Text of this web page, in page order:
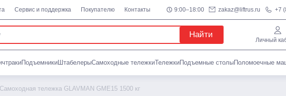
Сервис и поддержка Покупателю Контакты 9:00–18:00 zakaz@liftrus.ru +7
Найти
Личный
ПодъемникиШтабелерыСамоходные тележкиТележкиПодъемные столыПоломоечные
Самоходная тележка GLAVMAN GME15 1500 кг
Транспортировщики паллет
С платформой
С различной длиной и шириной вил
С